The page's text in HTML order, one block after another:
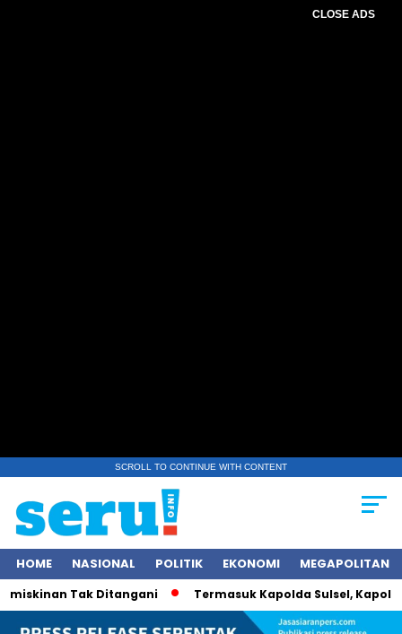
CLOSE ADS
SCROLL TO CONTINUE WITH CONTENT
HOME NASIONAL POLITIK EKONOMI MEGAPOLITAN
Tak Ditangani Termasuk Kapolda Sulsel, Kapolri